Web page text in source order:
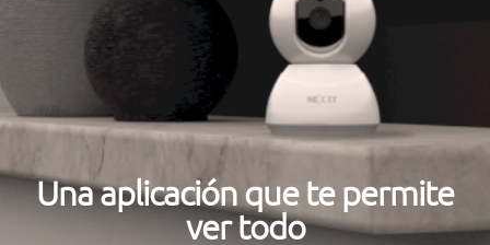
Una aplicación que te permite
ver todo